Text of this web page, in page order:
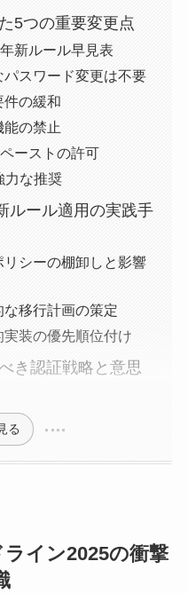
5つの重要変更点
新ルール早見表
スワード変更は不要
件の緩和
の禁止
ーストの許可
力な推奨
ルール適用の実践手
リシーの棚卸しと影響
な移行計画の策定
実装の優先順位付け
き認証戦略と意思
る
イン2025の衝撃